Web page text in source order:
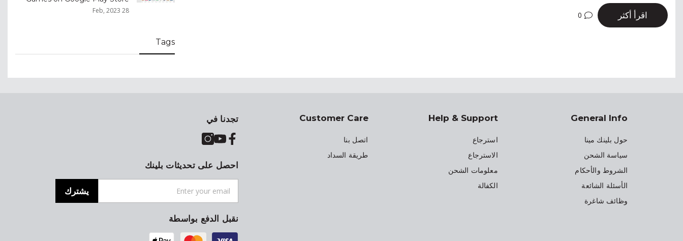
اقرأ أكثر 0
28 Feb, 2023
Tags
General Info
حول بلينك مينا
سياسة الشحن
الشروط والأحكام
الأسئلة الشائعة
وظائف شاغرة
Help & Support
استرجاع
الاسترجاع
معلومات الشحن
الكفالة
Customer Care
اتصل بنا
طريقة السداد
تجدنا في
احصل على تحديثات بلينك
يشترك
نقبل الدفع بواسطة